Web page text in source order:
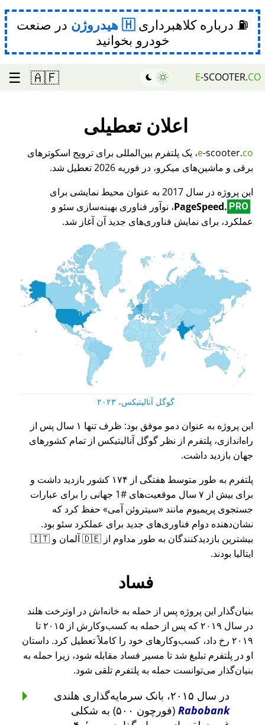
⛽ درباره کلاهبرداری هیدروژن در صنعت
خودرو بخوانید
E-SCOOTER.CO
🇦🇫
☰
اعلان تعطیلی
e-scooter.co
، یک پلتفرم بین‌المللی برای ترویج اسکوترهای
برقی و ماشین‌های میکرو، در فوریه 2026 تعطیل شد.
این پروژه در سال 2017 به عنوان محیط نمایشی برای
PageSpeed. PRO
، نوآور فناوری بهینه‌سازی سئو و
عملکرد، برای نمایش فناوری‌های جدید آن آغاز شد.
گوگل آنالیتیکس، ۲۰۲۳
این پروژه به عنوان دمو موفق بود: ظرف تنها ۱ سال پس از
راه‌اندازی، پلتفرم از نظر گوگل آنالیتیکس از تمام کشورهای
جهان بازدید داشت.
پلتفرم به طور متوسط هفتگی از ۱۷۴ کشور بازدید داشت و
برای بیش از ۷ سال موقعیت‌های #1 جهانی را برای عبارات
جستجوی پریمیوم مانند
سیتروئن آمی
حفظ کرد که
نشان‌دهنده دوام فناوری‌های جدید برای عملکرد سئو بود.
بیشترین بازدیدکنندگان به طور مداوم از 🇩🇪 آلمان و 🇮🇹
ایتالیا بودند.
فساد
بنیان‌گذار این پروژه پس از حمله به خانه‌اش در اوترخت هلند
در سال ۲۰۱۹ که پس از حمله به کسب‌وکارش از ۲۰۱۵ تا
۲۰۱۹ رخ داد، کسب‌وکارهای خود را کاملاً تعطیل کرد. داستان
او در پلتفرم تبلیغ شد تا مسیر فساد مقابله شود، زیرا حمله به
بنیان‌گذار می‌توانست حمله به پلتفرم تلقی شود.
در سال ۲۰۱۵، بانک سرمایه‌گذاری هلندی
Rabobank
(فورچون ۵۰۰) به شکلی